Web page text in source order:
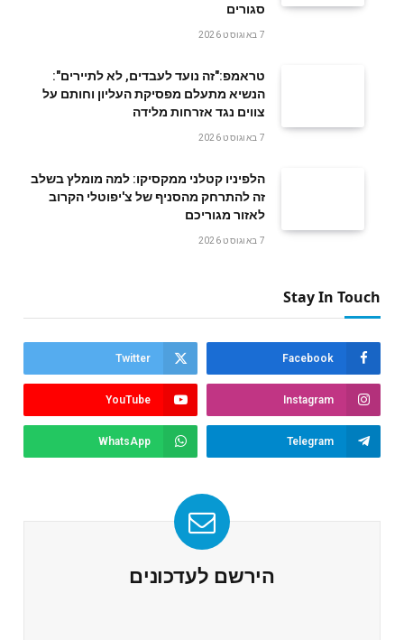
סגורים
7 באוגוסט 2026
טראמפ:"זה נועד לעבדים, לא לתיירים":
הנשיא מתעלם מפסיקת העליון וחותם על
צווים נגד אזרחות מלידה
7 באוגוסט 2026
הלפיניו קטלני ממקסיקו: למה מומלץ בשלב
זה להתרחק מהסניף של צ'יפוטלי הקרוב
לאזור מגוריכם
7 באוגוסט 2026
Stay In Touch
Facebook
Twitter
Instagram
YouTube
Telegram
WhatsApp
הירשם לעדכונים